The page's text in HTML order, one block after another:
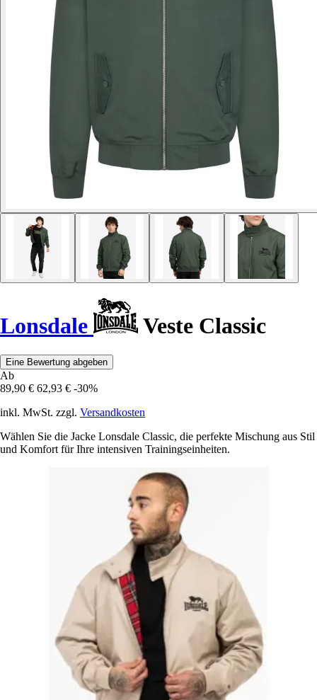
Lonsdale Veste Classic
Eine Bewertung abgeben
Ab
89,90 € 62,93 € -30%
inkl. MwSt. zzgl. Versandkosten
Wählen Sie die Jacke Lonsdale Classic, die perfekte Mischung aus Stil
und Komfort für Ihre intensiven Trainingseinheiten.